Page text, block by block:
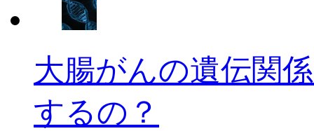
大腸がんの遺伝関
するの？